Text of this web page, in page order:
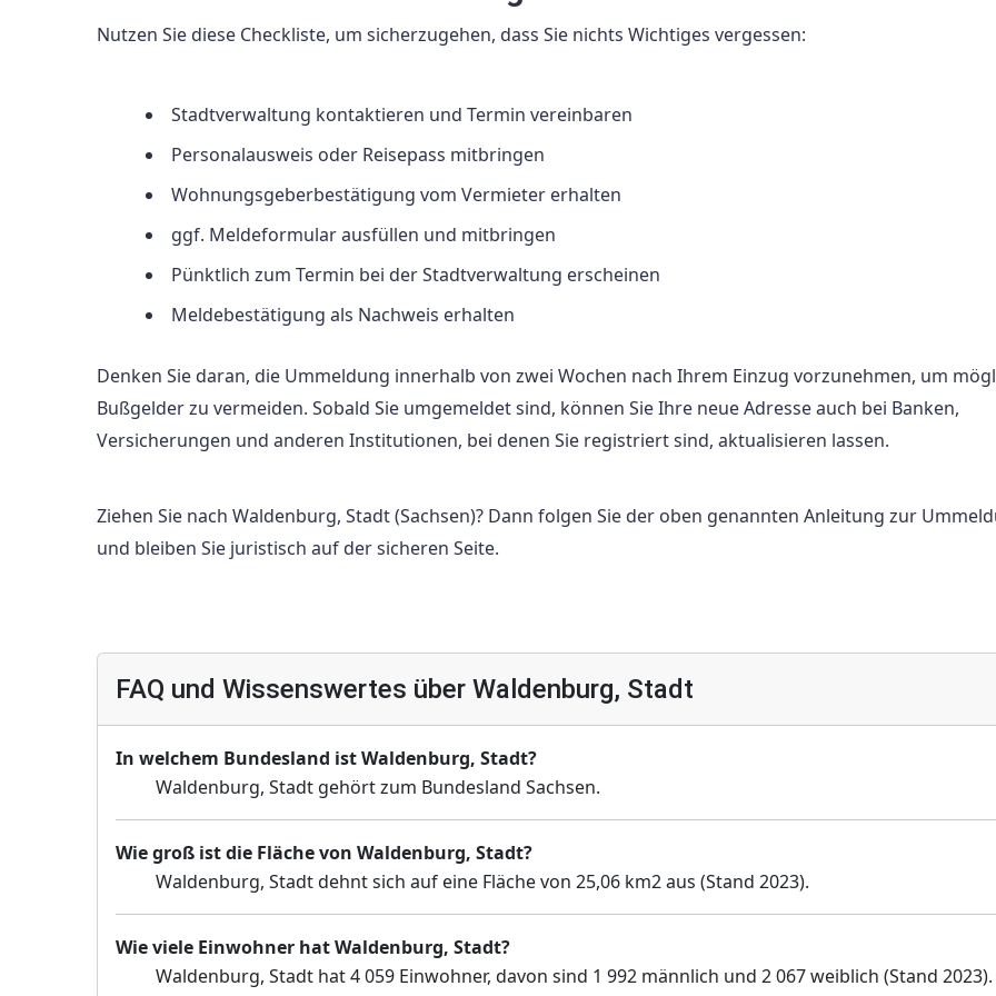
Nutzen Sie diese Checkliste, um sicherzugehen, dass Sie nichts Wichtiges vergessen:
Stadtverwaltung kontaktieren und Termin vereinbaren
Personalausweis oder Reisepass mitbringen
Wohnungsgeberbestätigung vom Vermieter erhalten
ggf. Meldeformular ausfüllen und mitbringen
Pünktlich zum Termin bei der Stadtverwaltung erscheinen
Meldebestätigung als Nachweis erhalten
Denken Sie daran, die Ummeldung innerhalb von zwei Wochen nach Ihrem Einzug vorzunehmen, um
Bußgelder zu vermeiden. Sobald Sie umgemeldet sind, können Sie Ihre neue Adresse auch bei Banken,
Versicherungen und anderen Institutionen, bei denen Sie registriert sind, aktualisieren lassen.
Ziehen Sie nach Waldenburg, Stadt (Sachsen)? Dann folgen Sie der oben genannten Anleitung zur
und bleiben Sie juristisch auf der sicheren Seite.
FAQ und Wissenswertes über Waldenburg, Stadt
In welchem Bundesland ist Waldenburg, Stadt?
Waldenburg, Stadt gehört zum Bundesland Sachsen.
Wie groß ist die Fläche von Waldenburg, Stadt?
Waldenburg, Stadt dehnt sich auf eine Fläche von 25,06 km2 aus (Stand 2023).
Wie viele Einwohner hat Waldenburg, Stadt?
Waldenburg, Stadt hat 4 059 Einwohner, davon sind 1 992 männlich und 2 067 weiblich (Stand 2023).